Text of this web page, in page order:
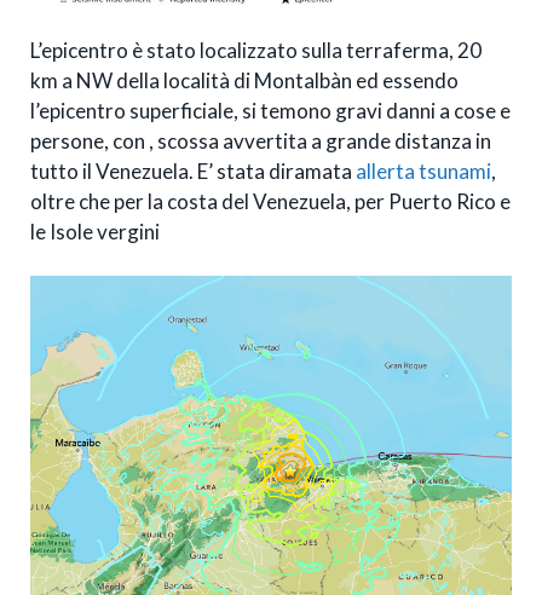
L’epicentro è stato localizzato sulla terraferma, 20
km a NW della località di Montalbàn ed essendo
l’epicentro superficiale, si temono gravi danni a cose e
persone, con , scossa avvertita a grande distanza in
tutto il Venezuela. E’ stata diramata allerta tsunami,
oltre che per la costa del Venezuela, per Puerto Rico e
le Isole vergini